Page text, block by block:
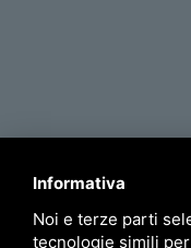
Informativa
Noi e terze parti
tecnologie simili
Via